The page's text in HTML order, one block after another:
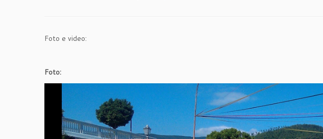
Foto e video:
Foto: